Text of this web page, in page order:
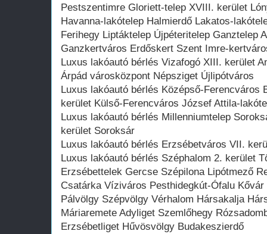
Pestszentimre Gloriett-telep XVIII. kerület
Havanna-lakótelep Halmierdő Lakatos-
Ferihegy Liptáktelep Újpéteritelep Ganztelep
Ganzkertváros Erdőskert Szent Imre-
Luxus lakóautó bérlés Vizafogó XIII. kerület
Árpád városközpont Népsziget Újlipótváros
Luxus lakóautó bérlés Középső-Ferencváros
kerület Külső-Ferencváros József Attila-
Luxus lakóautó bérlés Millenniumtelep
kerület Soroksár
Luxus lakóautó bérlés Erzsébetváros VII.
Luxus lakóautó bérlés Széphalom 2. kerület
Erzsébettelek Gercse Szépilona Lipótmező
Csatárka Víziváros Pesthidegkút-Ófalu
Pálvölgy Szépvölgy Vérhalom Hársakalja
Máriaremete Adyliget Szemlőhegy
Erzsébetliget Hűvösvölgy Budakeszierdő